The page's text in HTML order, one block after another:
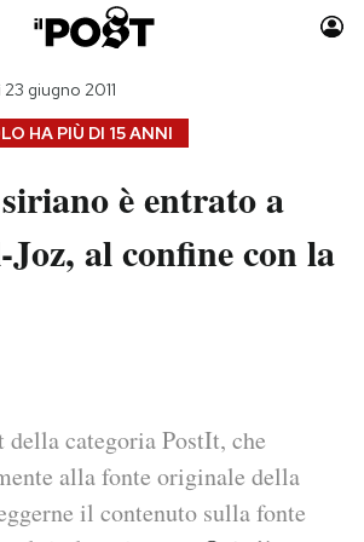
Auto
Moda
Consumismi
Altrecose
Mondiali calcio 2026
HA PIÙ DI 15 ANNI
giugno 2011
è entrato a
al confine con la
della categoria PostIt, che
alla fonte originale della
il contenuto sulla fonte